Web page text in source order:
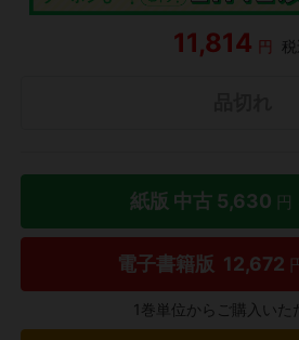
11,814 円
紙版 中古 5,630 円
電子書籍版 12,672
1巻単位からご購入いた